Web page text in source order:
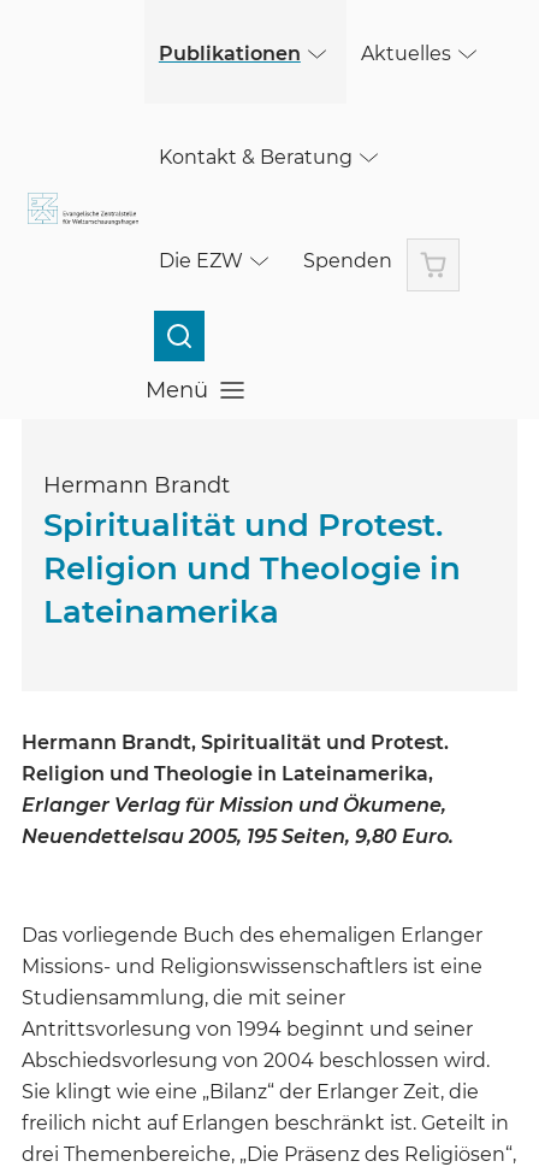
Publikationen Aktuelles
Kontakt & Beratung
Die EZW Spenden Warenkorb
Menü
Menü öffnen
Hermann Brandt
Spiritualität und Protest.
Religion und Theologie in
Lateinamerika
Hermann Brandt, Spiritualität und Protest.
Religion und Theologie in Lateinamerika,
Erlanger Verlag für Mission und Ökumene,
Neuendettelsau 2005, 195 Seiten, 9,80 Euro.
Das vorliegende Buch des ehemaligen Erlanger
Missions- und Religionswissenschaftlers ist eine
Studiensammlung, die mit seiner
Antrittsvorlesung von 1994 beginnt und seiner
Abschiedsvorlesung von 2004 beschlossen wird.
Sie klingt wie eine „Bilanz“ der Erlanger Zeit, die
freilich nicht auf Erlangen beschränkt ist. Geteilt in
drei Themenbereiche, „Die Präsenz des Religiösen“,